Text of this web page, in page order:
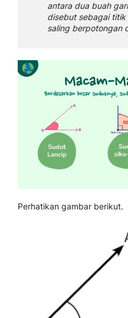
antara dua buah
disebut sebagai
saling berpotongan
Perhatikan gambar berikut.